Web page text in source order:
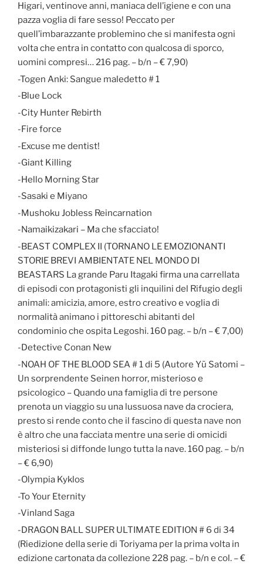
Higari, ventinove anni, maniaca dell’igiene e con una
pazza voglia di fare sesso! Peccato per
quell’imbarazzante problemino che si manifesta ogni
volta che entra in contatto con qualcosa di sporco,
uomini compresi… 216 pag. – b/n – € 7,90)
-Togen Anki: Sangue maledetto # 1
-Blue Lock
-City Hunter Rebirth
-Fire force
-Excuse me dentist!
-Giant Killing
-Hello Morning Star
-Sasaki e Miyano
-Mushoku Jobless Reincarnation
-Namaikizakari – Ma che sfacciato!
-BEAST COMPLEX II (TORNANO LE EMOZIONANTI
STORIE BREVI AMBIENTATE NEL MONDO DI
BEASTARS La grande Paru Itagaki firma una carrellata
di episodi con protagonisti gli inquilini del Rifugio degli
animali: amicizia, amore, estro creativo e voglia di
normalità animano i pittoreschi abitanti del
condominio che ospita Legoshi. 160 pag. – b/n – € 7,00)
-Detective Conan New
-NOAH OF THE BLOOD SEA # 1 di 5 (Autore Yū Satomi –
Un sorprendente Seinen horror, misterioso e
psicologico – Quando una famiglia di tre persone
prenota un viaggio su una lussuosa nave da crociera,
presto si rende conto che il fascino di questa nave non
è altro che una facciata mentre una serie di omicidi
misteriosi si diffonde lungo tutta la nave. 160 pag. – b/n
– € 6,90)
-Olympia Kyklos
-To Your Eternity
-Vinland Saga
-DRAGON BALL SUPER ULTIMATE EDITION # 6 di 34
(Riedizione della serie di Toriyama per la prima volta in
edizione cartonata da collezione 228 pag. – b/n e col. – €